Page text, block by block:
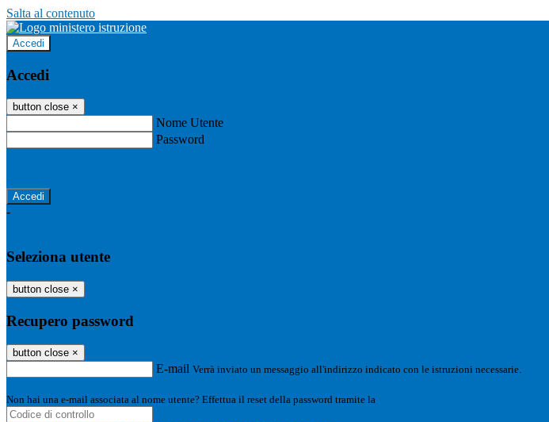
Salta al contenuto
Accedi
Accedi
button close ×
Nome Utente
Password
-
Seleziona utente
button close ×
Recupero password
button close ×
E-mail Verrà inviato un messaggio all'indirizzo indicato con le istruzioni necessarie.
Non hai una e-mail associata al nome utente? Effettua il reset della password tramite la